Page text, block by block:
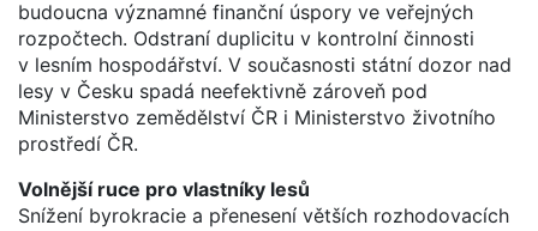
budoucna významné finanční úspory ve veřejných
rozpočtech. Odstraní duplicitu v kontrolní činnosti
v lesním hospodářství. V současnosti státní dozor nad
lesy v Česku spadá neefektivně zároveň pod
Ministerstvo zemědělství ČR i Ministerstvo životního
prostředí ČR.
Volnější ruce pro vlastníky lesů
Snížení byrokracie a přenesení větších rozhodovacích